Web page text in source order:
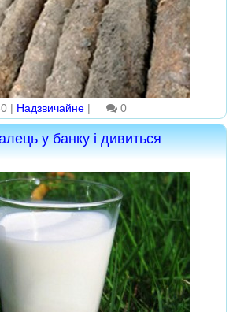
| Надзвичайне | 0
у банку і дивиться